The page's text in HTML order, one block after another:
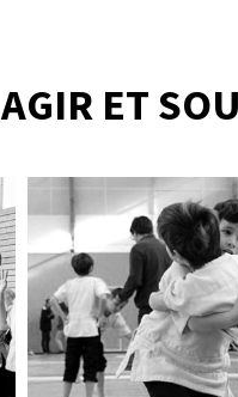
AGIR ET